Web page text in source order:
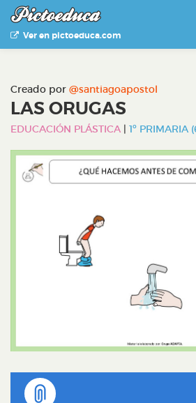
Ver en pictoeduca.com
Creado por @santiagoapostol
LAS ORUGAS
EDUCACIÓN PLÁSTICA | 1º PRIMARIA